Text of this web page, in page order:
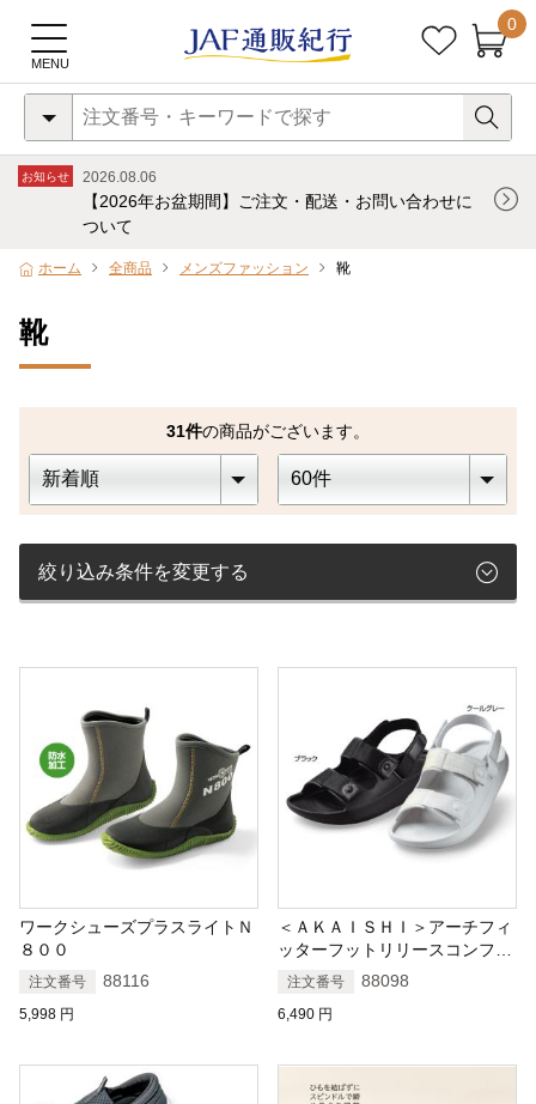
0
お知らせ 2026.08.06
【2026年お盆期間】ご注文・配送・お問い合わせに
ついて
ホーム 全商品 メンズファッション 靴
靴
31件の商品がございます。
絞り込み条件を変更する
ワークシューズプラスライトＮ
８００
注文番号 88116
5,998 円
＜ＡＫＡＩＳＨＩ＞アーチフィ
ッターフットリリースコンフォ
ートフィット
注文番号 88098
6,490 円